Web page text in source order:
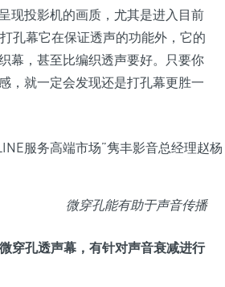
现投影机的画质，尤其是进入目前
孔幕它在保证透声的功能外，它的
幕，甚至比编织透声要好。只要你
，就一定会发现还是打孔幕更胜一
微穿孔能有助于声音传播
穿孔透声幕，有针对声音衰减进行